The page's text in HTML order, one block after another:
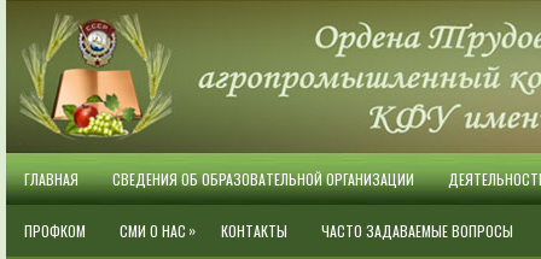
ГЛАВНАЯ СВЕДЕНИЯ ОБ ОБРАЗОВАТЕЛЬНОЙ ОРГАНИЗАЦИИ
ПРОФКОМ СМИ О НАС » КОНТАКТЫ ЧАСТО ЗАДАВАЕМЫЕ ВОПРОСЫ